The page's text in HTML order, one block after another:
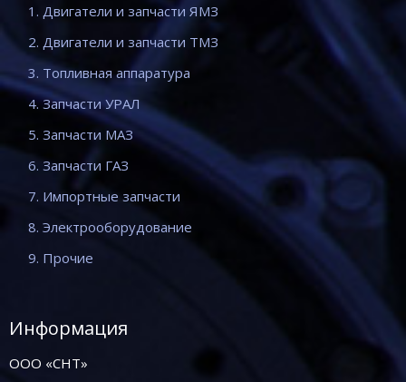
1. Двигатели и запчасти ЯМЗ
2. Двигатели и запчасти ТМЗ
3. Топливная аппаратура
4. Запчасти УРАЛ
5. Запчасти МАЗ
6. Запчасти ГАЗ
7. Импортные запчасти
8. Электрооборудование
9. Прочие
Информация
ООО «СНТ»